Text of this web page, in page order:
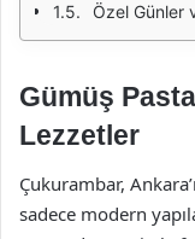
Özel Günler
Gümüş
Lezzetler
Çukurambar,
sadece modern